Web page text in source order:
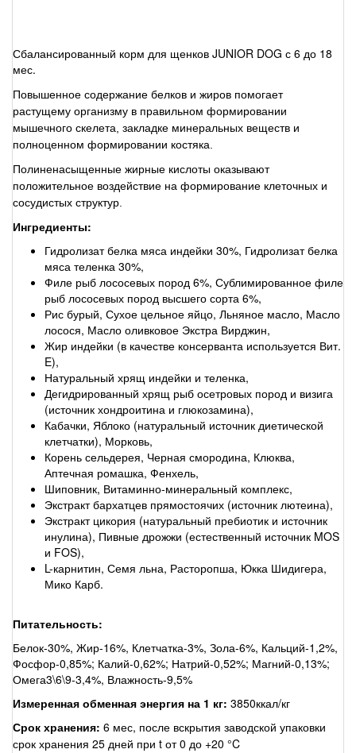
Сбалансированный корм для щенков JUNIOR DOG с 6 до 18
мес.
Повышенное содержание белков и жиров помогает
растущему организму в правильном формировании
мышечного скелета, закладке минеральных веществ и
полноценном формировании костяка.
Полиненасыщенные жирные кислоты оказывают
положительное воздействие на формирование клеточных и
сосудистых структур.
Ингредиенты:
Гидролизат белка мяса индейки 30%, Гидролизат белка
мяса теленка 30%,
Филе рыб лососевых пород 6%, Сублимированное филе
рыб лососевых пород высшего сорта 6%,
Рис бурый, Сухое цельное яйцо, Льняное масло, Масло
лосося, Масло оливковое Экстра Вирджин,
Жир индейки (в качестве консерванта используется Вит.
E),
Натуральный хрящ индейки и теленка,
Дегидрированный хрящ рыб осетровых пород и визига
(источник хондроитина и глюкозамина),
Кабачки, Яблоко (натуральный источник диетической
клетчатки), Морковь,
Корень сельдерея, Черная смородина, Клюква,
Аптечная ромашка, Фенхель,
Шиповник, Витаминно-минеральный комплекс,
Экстракт бархатцев прямостоячих (источник лютеина),
Экстракт цикория (натуральный пребиотик и источник
инулина), Пивные дрожжи (естественный источник MOS
и FOS),
L-карнитин, Семя льна, Расторопша, Юкка Шидигера,
Мико Карб.
Питательность:
Белок-30%, Жир-16%, Клетчатка-3%, Зола-6%, Кальций-1,2%,
Фосфор-0,85%; Калий-0,62%; Натрий-0,52%; Магний-0,13%;
Омега3\6\9-3,4%, Влажность-9,5%
Измеренная обменная энергия на 1 кг: 3850ккал/кг
Срок хранения: 6 мес, после вскрытия заводской упаковки
срок хранения 25 дней при t от 0 до +20 °C